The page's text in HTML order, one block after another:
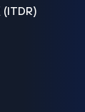
(ITDR)